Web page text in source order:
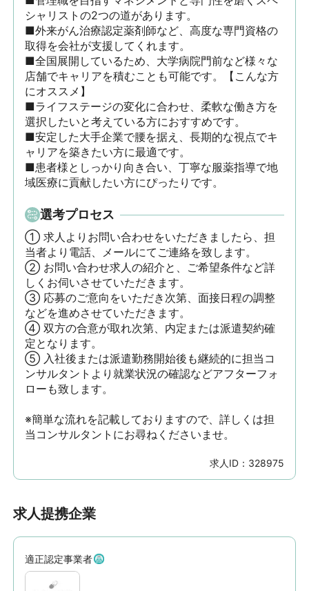
シャリストの2つの道があります。
■外来がん治療認定薬剤師など、高度な専門資格の
取得を会社が支援してくれます。
■全国展開しているため、大学病院門前など様々な
店舗でキャリアを積むことも可能です。【こんな方
にオススメ】
■ライフステージの変化に合わせ、柔軟な働き方を
選択したいと考えている方におすすめです。
■安定した大手企業で腰を据え、長期的な視点でキ
ャリアを築きたい方に最適です。
■患者様としっかり向き合い、丁寧な服薬指導で地
域医療に貢献したい方にぴったりです。
選考プロセス
① 求人よりお問い合わせをいただきましたら、担
当者より電話、メールにてご連絡を致します。
② お問い合わせ求人の紹介と、ご希望条件など詳
しくお伺いさせていただきます。
③ 応募のご意向をいただき次第、面接日程の調整
などを進めさせていただきます。
④ 双方の合意が取れ次第、内定または派遣契約確
定となります。
⑤ 入社後または派遣勤務開始後も継続的に担当コ
ンサルタントより就業状況の確認などアフターフォ
ローも致します。
※簡単な流れを記載しておりますので、詳しくは担
当コンサルタントにお尋ねくださいませ。
求人ID： 328975
求人提携企業
適正認定事業者